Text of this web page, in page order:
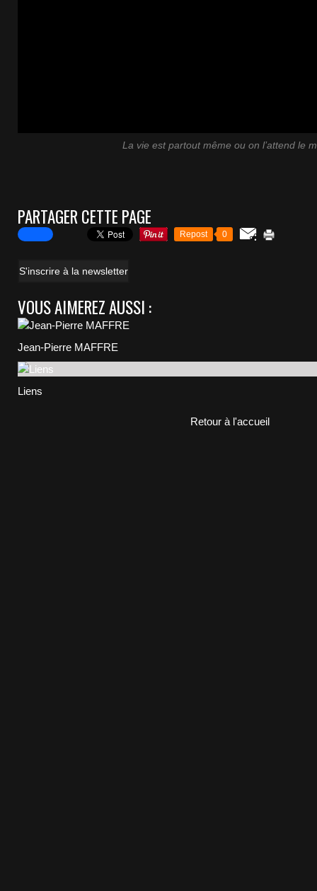
La vie est partout même ou on l’attend le
PARTAGER CETTE PAGE
Repost 0
S'inscrire à la newsletter
VOUS AIMEREZ AUSSI :
Jean-Pierre MAFFRE
Liens
Retour à l'accueil